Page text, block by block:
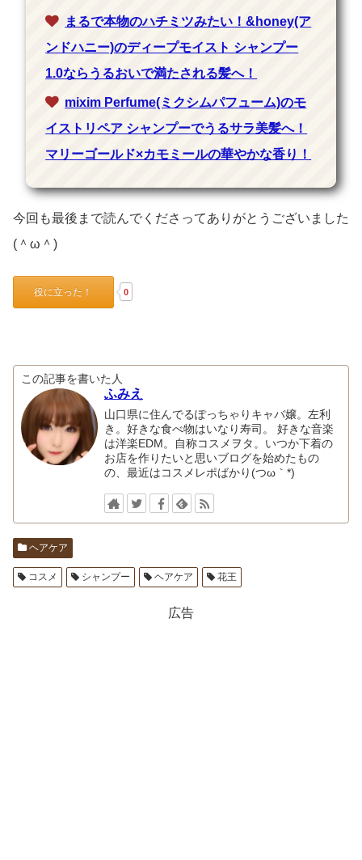
まるで本物のハチミツみたい！&honey(ア
ンドハニー)のディープモイスト シャンプー
1.0ならうるおいで満たされる髪へ！
mixim Perfume(ミクシムパフューム)のモ
イストリペア シャンプーでうるサラ美髪へ！
マリーゴールド×カモミールの華やかな香り！
今回も最後まで読んでくださってありがとうございました
(＾ω＾)
役に立った！ 0
この記事を書いた人
ふみえ
山口県に住んでるぽっちゃりキャバ嬢。左利
き。好きな食べ物はいなり寿司。 好きな音楽
は洋楽EDM。自称コスメヲタ。いつか下着の
お店を作りたいと思いブログを始めたもの
の、最近はコスメレポばかり(つω｀*)
ヘアケア
コスメ シャンプー ヘアケア 花王
広告